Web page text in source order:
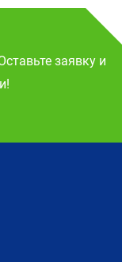
заявку и